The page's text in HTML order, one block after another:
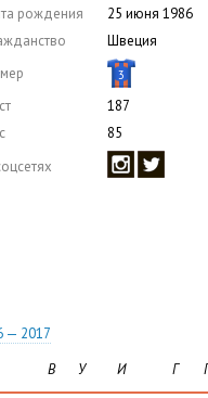
рождения
25 июня 1986
Швеция
3
187
85
— 2017
В У И Г